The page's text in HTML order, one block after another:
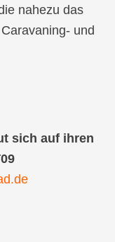
nahezu das
und
sich auf ihren